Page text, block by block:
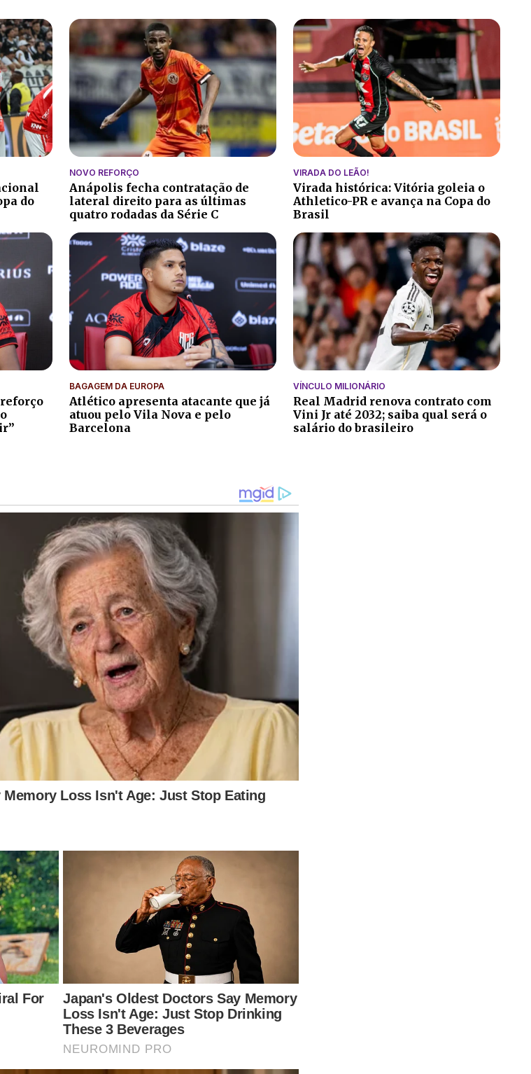
do
NOVO REFORÇO
Anápolis fecha contratação de
lateral direito para as últimas
quatro rodadas da Série C
VIRADA DO LEÃO!
Virada histórica: Vitória goleia o
Athletico-PR e avança na Copa do
Brasil
BAGAGEM DA EUROPA
Atlético apresenta atacante que já
atuou pelo Vila Nova e pelo
Barcelona
VÍNCULO MILIONÁRIO
Real Madrid renova contrato com
Vini Jr até 2032; saiba qual será o
salário do brasileiro